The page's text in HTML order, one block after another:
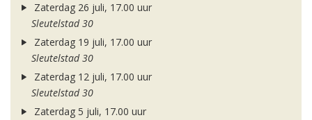
Zaterdag 26 juli, 17.00 uur
Sleutelstad 30
Zaterdag 19 juli, 17.00 uur
Sleutelstad 30
Zaterdag 12 juli, 17.00 uur
Sleutelstad 30
Zaterdag 5 juli, 17.00 uur